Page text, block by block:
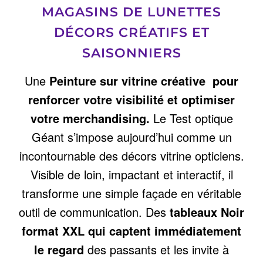
MAGASINS DE LUNETTES
DÉCORS CRÉATIFS ET
SAISONNIERS
Une Peinture sur vitrine créative pour
renforcer votre visibilité et optimiser
votre merchandising. Le Test optique
Géant s’impose aujourd’hui comme un
incontournable des décors vitrine opticiens.
Visible de loin, impactant et interactif, il
transforme une simple façade en véritable
outil de communication. Des tableaux Noir
format XXL qui captent immédiatement
le regard des passants et les invite à